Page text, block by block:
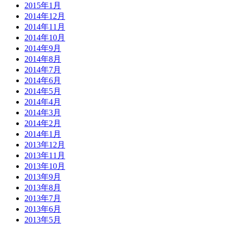
2015年1月
2014年12月
2014年11月
2014年10月
2014年9月
2014年8月
2014年7月
2014年6月
2014年5月
2014年4月
2014年3月
2014年2月
2014年1月
2013年12月
2013年11月
2013年10月
2013年9月
2013年8月
2013年7月
2013年6月
2013年5月